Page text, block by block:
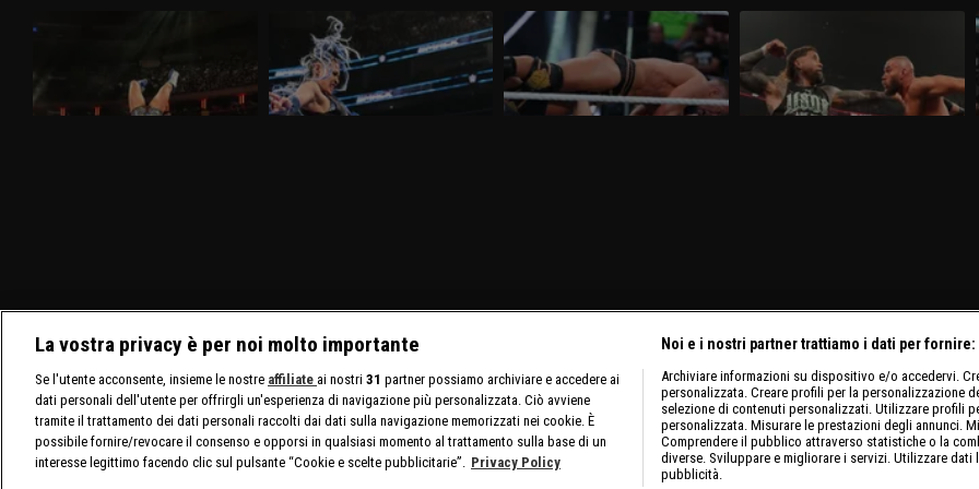
WWE Raw 30 marzo 2026: nel
Nella puntata di Raw del 30 marzo,
visibile su discovery+, al Madison Square
Garden ci sono in palio i titoli tag team
maschili e femminili. Nuovo confronto fra
WWE SmackDown 27 marzo 2026:
Tiffany sfida Giulia
Nella puntata di SmackDown del 27
marzo, visibile su discovery+, Giulia e
Tiffany Stratton si sfidano in un Non Title
Match. Charlotte Flair e Alexa Bliss
WWE NXT 24 marzo 2026: Saints e
D'Angelo a confronto
Nella puntata di NXT del 24 marzo,visibile
su discovery+, si affrontano Ricky Saints
e Tony D'Angelo. Gauntlet Match per
stabilire il prossimo avversario di Myles
visionari sfidano gli Usos
Nella puntata di Raw del 23 marzo,
visibile su discovery+, gli Usos
affrontano Logan Paul e Austin Theory.
Sarà presente nuovamente Brock Lesnar.
La vostra privacy è per noi molto importante
Se l'utente acconsente, insieme le nostre affiliate ai nostri 31 partner possiamo archiviare e accedere ai
dati personali dell'utente per offrirgli un'esperienza di navigazione più personalizzata. Ciò avviene
tramite il trattamento dei dati personali raccolti dai dati sulla navigazione memorizzati nei cookie. È
possibile fornire/revocare il consenso e opporsi in qualsiasi momento al trattamento sulla base di un
interesse legittimo facendo clic sul pulsante “Cookie e scelte pubblicitarie”. Privacy Policy
Noi e i nostri partner trattiamo i dati per fornire:
Archiviare informazioni su dispositivo e/o accedervi.
personalizzata. Creare profili per la personalizzazione
selezione di contenuti personalizzati. Utilizzare profili
personalizzata. Misurare le prestazioni degli annunci.
Comprendere il pubblico attraverso statistiche o la
diverse. Sviluppare e migliorare i servizi. Utilizzare dati
pubblicità.